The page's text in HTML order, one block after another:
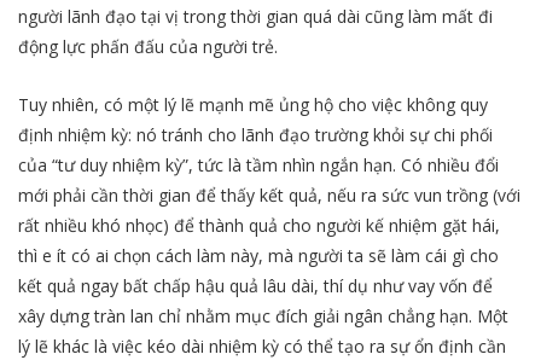
người lãnh đạo tại vị trong thời gian quá dài cũng làm mất đi
động lực phấn đấu của người trẻ.
Tuy nhiên, có một lý lẽ mạnh mẽ ủng hộ cho việc không quy
định nhiệm kỳ: nó tránh cho lãnh đạo trường khỏi sự chi phối
của “tư duy nhiệm kỳ”, tức là tầm nhìn ngắn hạn. Có nhiều đổi
mới phải cần thời gian để thấy kết quả, nếu ra sức vun trồng (với
rất nhiều khó nhọc) để thành quả cho người kế nhiệm gặt hái,
thì e ít có ai chọn cách làm này, mà người ta sẽ làm cái gì cho
kết quả ngay bất chấp hậu quả lâu dài, thí dụ như vay vốn để
xây dựng tràn lan chỉ nhằm mục đích giải ngân chẳng hạn. Một
lý lẽ khác là việc kéo dài nhiệm kỳ có thể tạo ra sự ổn định cần